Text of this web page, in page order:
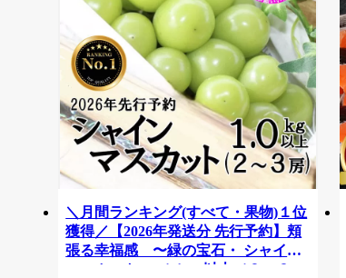
＼月間ランキング(すべて・果物)１位
獲得／【2026年発送分 先行予約】頬
張る幸福感 〜緑の宝石・ シャイン
マスカット 〜 １ｋｇ以上（２〜３